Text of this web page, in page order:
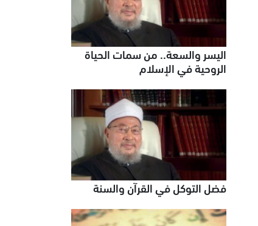
اليسر والسعة.. من سمات الحياة
الروحية في الإسلام
فضل التوكل في القرآن والسنة